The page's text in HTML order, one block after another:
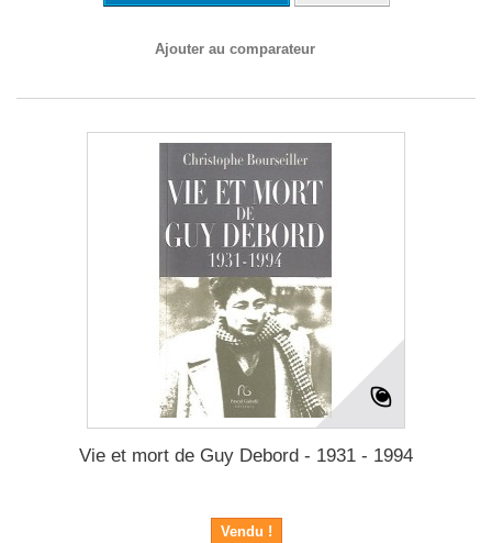
Ajouter au comparateur
Vie et mort de Guy Debord - 1931 - 1994
Vendu !